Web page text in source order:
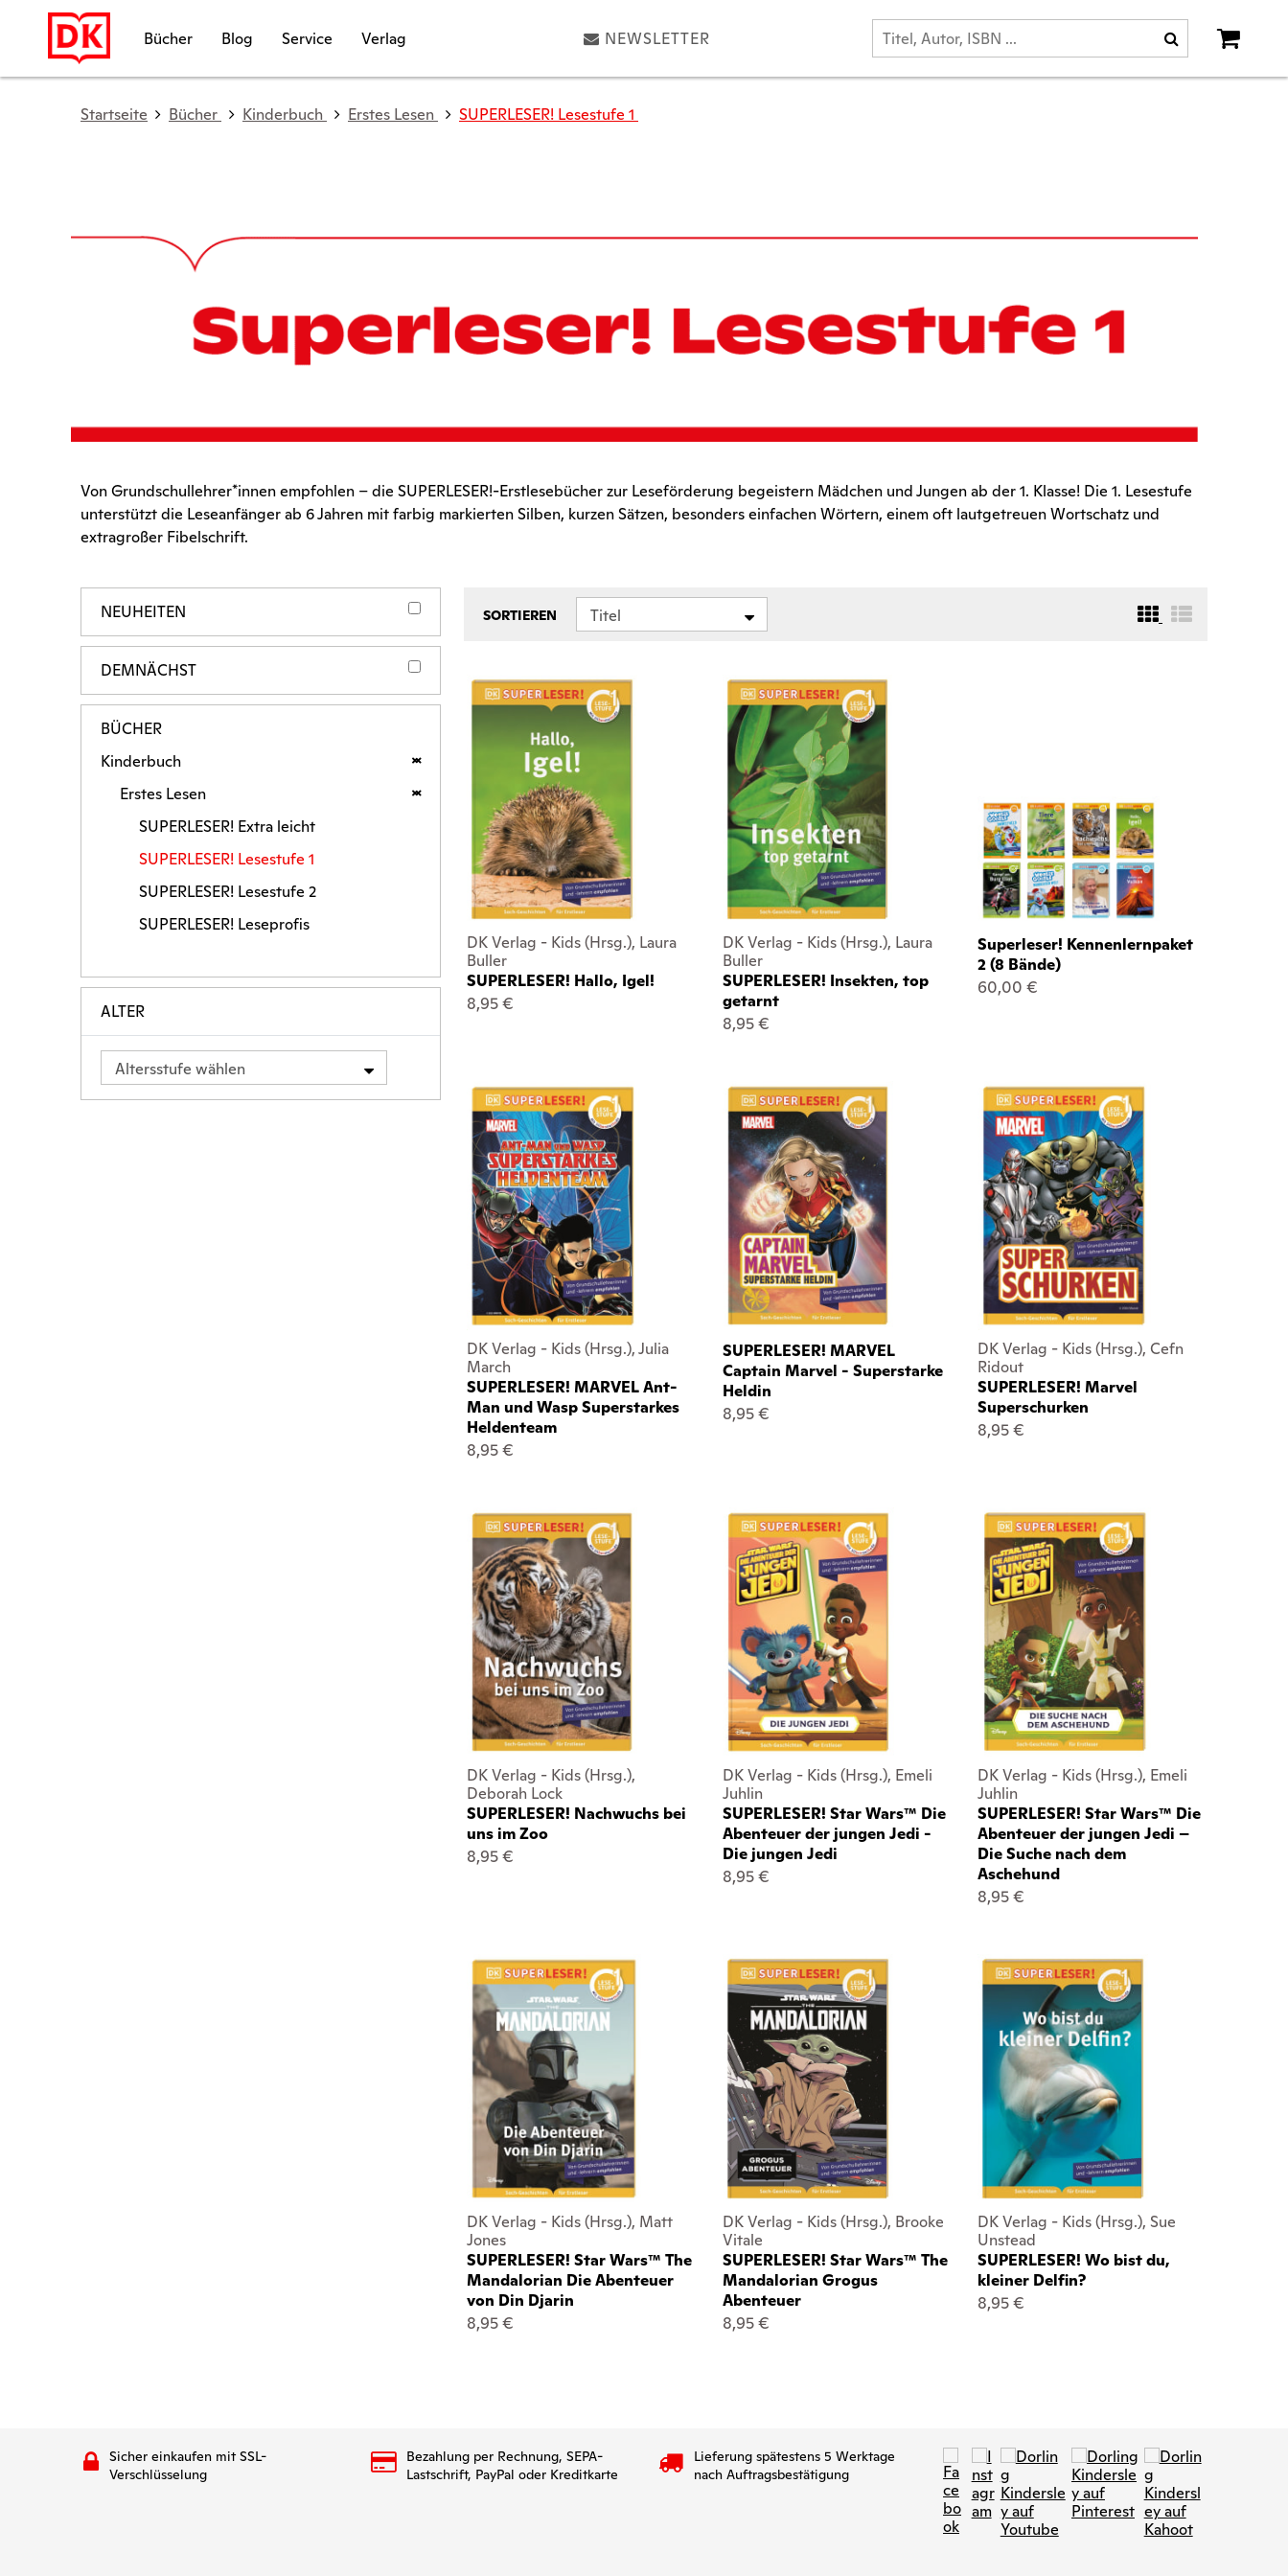
Bücher Blog Service Verlag NEWSLETTER
Startseite Bücher Kinderbuch Erstes Lesen SUPERLESER! Lesestufe 1
Von Grundschullehrer*innen empfohlen – die SUPERLESER!-Erstlesebücher zur Leseförderung begeistern Mädchen und Jungen ab der 1. Klasse! Die 1. Lesestufe
unterstützt die Leseanfänger ab 6 Jahren mit farbig markierten Silben, kurzen Sätzen, besonders einfachen Wörtern, einem oft lautgetreuen Wortschatz und
extragroßer Fibelschrift.
NEUHEITEN
DEMNÄCHST
BÜCHER
Kinderbuch
Erstes Lesen
SUPERLESER! Extra leicht
SUPERLESER! Lesestufe 1
SUPERLESER! Lesestufe 2
SUPERLESER! Leseprofis
ALTER
Altersstufe wählen
SORTIEREN Titel
DK Verlag - Kids (Hrsg.), Laura
Buller
SUPERLESER! Hallo, Igel!
8,95 €
DK Verlag - Kids (Hrsg.), Laura
Buller
SUPERLESER! Insekten, top
getarnt
8,95 €
Superleser! Kennenlernpaket
2 (8 Bände)
60,00 €
DK Verlag - Kids (Hrsg.), Julia
March
SUPERLESER! MARVEL Ant-
Man und Wasp Superstarkes
Heldenteam
8,95 €
SUPERLESER! MARVEL
Captain Marvel - Superstarke
Heldin
8,95 €
DK Verlag - Kids (Hrsg.), Cefn
Ridout
SUPERLESER! Marvel
Superschurken
8,95 €
DK Verlag - Kids (Hrsg.),
Deborah Lock
SUPERLESER! Nachwuchs bei
uns im Zoo
8,95 €
DK Verlag - Kids (Hrsg.), Emeli
Juhlin
SUPERLESER! Star Wars™ Die
Abenteuer der jungen Jedi -
Die jungen Jedi
8,95 €
DK Verlag - Kids (Hrsg.), Emeli
Juhlin
SUPERLESER! Star Wars™ Die
Abenteuer der jungen Jedi –
Die Suche nach dem
Aschehund
8,95 €
DK Verlag - Kids (Hrsg.), Matt
Jones
SUPERLESER! Star Wars™ The
Mandalorian Die Abenteuer
von Din Djarin
8,95 €
DK Verlag - Kids (Hrsg.), Brooke
Vitale
SUPERLESER! Star Wars™ The
Mandalorian Grogus
Abenteuer
8,95 €
DK Verlag - Kids (Hrsg.), Sue
Unstead
SUPERLESER! Wo bist du,
kleiner Delfin?
8,95 €
Sicher einkaufen mit SSL-
Verschlüsselung
Bezahlung per Rechnung, SEPA-
Lastschrift, PayPal oder Kreditkarte
Lieferung spätestens 5 Werktage
nach Auftragsbestätigung